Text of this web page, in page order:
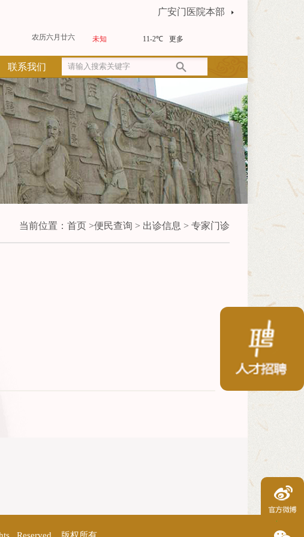
广安门医院本部
农历六月廿六
联系我们
当前位置： 首页>便民查询 > 出诊信息 > 专家门诊